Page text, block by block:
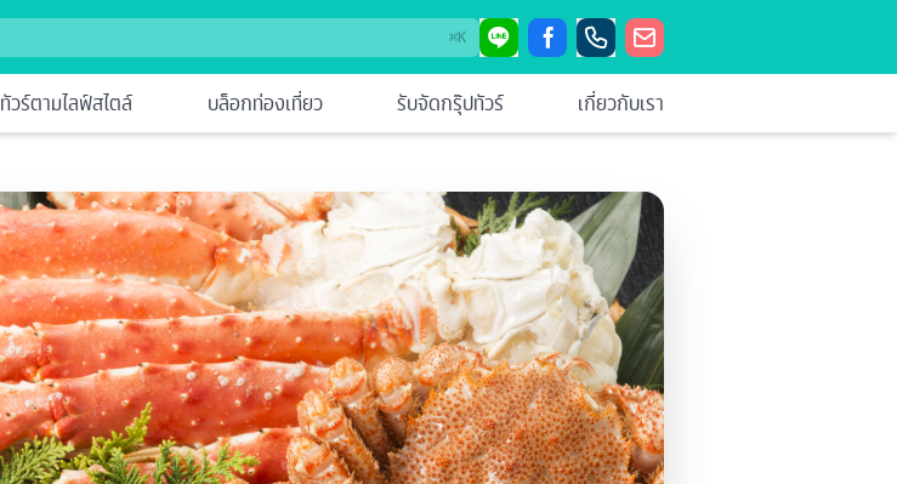
⌘K
ทัวร์ตามไลฟ์สไตล์ บล็อกท่องเที่ยว รับจัดกรุ๊ปทัวร์ เกี่ยวกับเรา